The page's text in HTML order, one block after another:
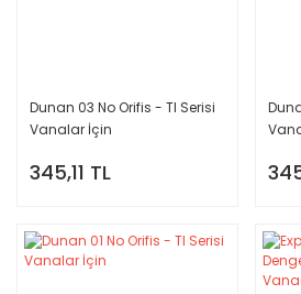
Dunan 03 No Orifis - TI Serisi
Vanalar İçin
345,11 TL